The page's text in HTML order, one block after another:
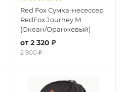
Red Fox Сумка-несессер
RedFox Journey M
(Океан/Оранжевый)
от2 320 ₽
2 900 ₽